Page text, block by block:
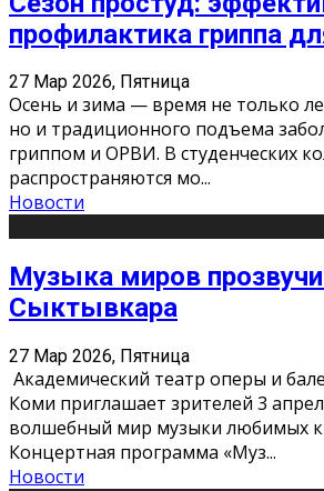
профилактика гриппа
27 Мар 2026, Пятница
Осень и зима — время не только
но и традиционного подъема
гриппом и ОРВИ. В студенческих
распространяются мо...
Новости
Музыка миров
Сыктывкара
27 Мар 2026, Пятница
Академический театр оперы и
Коми приглашает зрителей 3
волшебный мир музыки любимых
Концертная программа «Муз...
Новости